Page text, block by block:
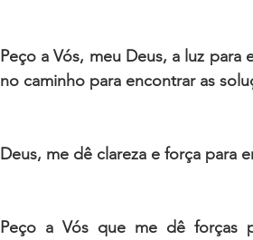
Peço a Vós, meu Deus, a luz
no caminho para encontrar as
Deus, me dê clareza e força para
Peço a Vós que me dê forças